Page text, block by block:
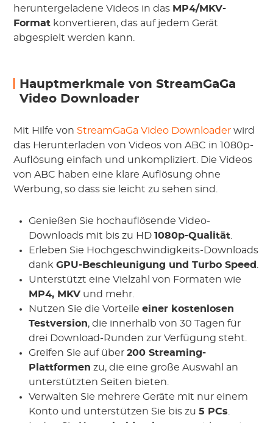
heruntergeladene Videos in das MP4/MKV-
Format konvertieren, das auf jedem Gerät
abgespielt werden kann.
Hauptmerkmale von StreamGaGa
Video Downloader
Mit Hilfe von StreamGaGa Video Downloader wird
das Herunterladen von Videos von ABC in 1080p-
Auflösung einfach und unkompliziert. Die Videos
von ABC haben eine klare Auflösung ohne
Werbung, so dass sie leicht zu sehen sind.
Genießen Sie hochauflösende Video-
Downloads mit bis zu HD1080p-Qualität
Erleben Sie Hochgeschwindigkeits-Downloads
dankGPU-Beschleunigung und Turbo Speed
Unterstützt eine Vielzahl von Formaten wie
MP4, MKV und mehr.
Nutzen Sie die Vorteileeiner kostenlosen
Testversion, die innerhalb von 30 Tagen für
drei Download-Runden zur Verfügung steht.
Greifen Sie auf über200 Streaming-
Plattformen zu, die eine große Auswahl an
unterstützten Seiten bieten.
Verwalten Sie mehrere Geräte mit nur einem
Konto und unterstützen Sie bis zu5 PCs